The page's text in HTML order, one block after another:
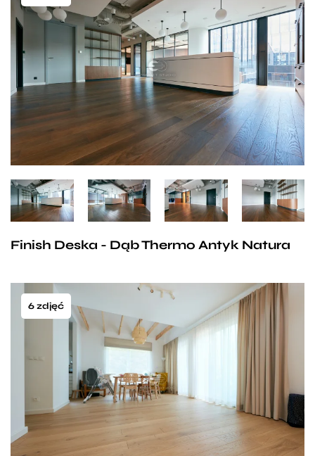
Finish Deska - Dąb Thermo Antyk Natura
6 zdjęć